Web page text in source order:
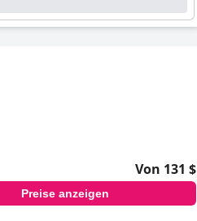
Von 131 $
Preise anzeigen